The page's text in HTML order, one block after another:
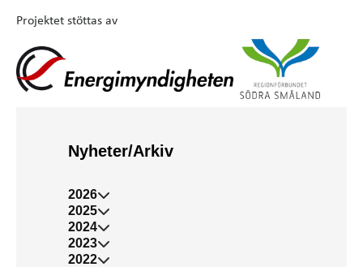
Projektet stöttas av
Nyheter/Arkiv
2026
2025
2024
2023
2022